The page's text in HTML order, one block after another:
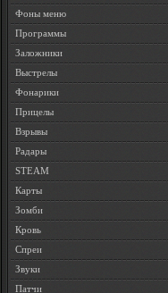
Фоны меню
Программы
Заложники
Выстрелы
Фонарики
Прицелы
Взрывы
Радары
STEAM
Карты
Зомби
Кровь
Спреи
Звуки
Патчи